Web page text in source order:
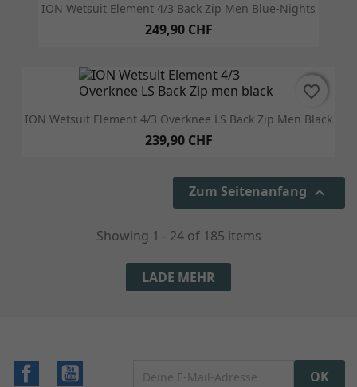
ION Wetsuit Element 4/3 Back Zip Men Blue-Nights
249,90 CHF
ION Wetsuit Element 4/3 Overknee LS Back Zip Men Black
239,90 CHF
favorite_border
favorite_border
Zum Seitenanfang 
Showing 1 - 24 of 185 items
LADE MEHR
Facebook